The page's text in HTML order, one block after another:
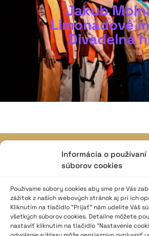
Informácia o používaní
súborov cookies
Používame súbory cookies aby sme pre Vás
zážitok z našich webových stránok aj pri ich
Kliknutím na tlačidlo “Prijať” nám udelíte Váš
všetkých súborov cookies. Detailne môžete
nastaviť kliknutím na tlačidlo "Nastavenie
Jakub
Limonádové
Divadelná
e-mail: javisko.noc@nocka.sk
Nám. SNP č. 12, 812 34 Bratislava 1
Slovenská republika